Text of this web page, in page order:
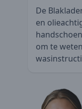
De
en
om te